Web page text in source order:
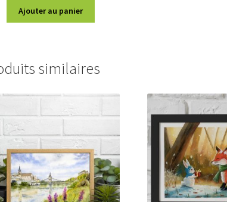
Ajouter au panier
similaires